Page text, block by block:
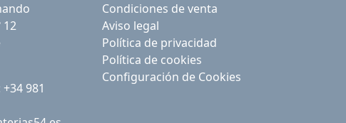
12
981
Condiciones de venta
Aviso legal
Política de privacidad
Política de cookies
Configuración de Cookies